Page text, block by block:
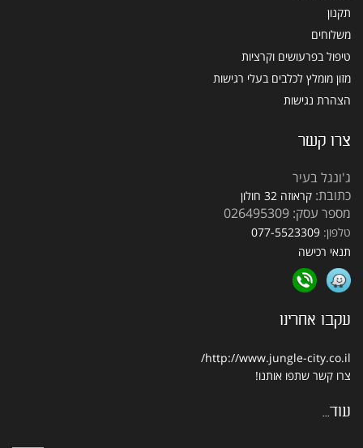
תקנון
משלוחים
טיפול בפרעושים וקרציות
מזון מומלץ לכלבים בעלי רגישות
הצהרת נגישות
צרו קשר
ג'ונגל בעיר
כתובת: קראוזה 32 חולון
מספר עסק: 026495309
טלפון: 077-5523309
תנאי רכישה
עקבו אחרינו
http://www.jungle-city.co.il/
צרו קשר שתפו אותנו!
עוד...